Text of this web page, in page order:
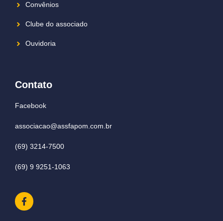
Convênios
Clube do associado
Ouvidoria
Contato
Facebook
associacao@assfapom.com.br
(69) 3214-7500
(69) 9 9251-1063